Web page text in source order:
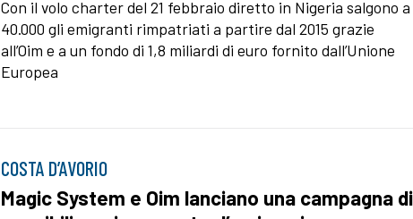
Con il volo charter del 21 febbraio diretto in Nigeria salgono a
40.000 gli emigranti rimpatriati a partire dal 2015 grazie
all’Oim e a un fondo di 1,8 miliardi di euro fornito dall’Unione
Europea
COSTA D’AVORIO
Magic System e Oim lanciano una campagna di